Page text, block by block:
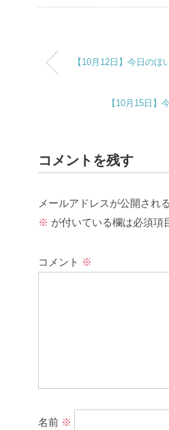
【10月12日】今日のほ
【10月15日】
コメントを残す
メールアドレスが公開され
※ が付いている欄は必須項
コメント ※
名前 ※